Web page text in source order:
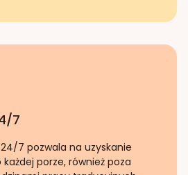
7
7 pozwala na uzyskanie
porze, również poza